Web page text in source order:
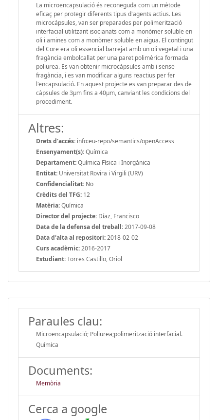
La microencapsulació és reconeguda com un mètode
eficaç per protegir diferents tipus d'agents actius. Les
microcápsules, van ser preparades per polimerització
interfacial utilitzant isocianats com a monòmer soluble en
oli i amines com a monòmer soluble en aigua. El contingut
del Core era oli essencial barrejat amb un oli vegetal i una
fragància embolcallat per una paret polimèrica formada
poliurea. Es van obtenir microcápsules amb i sense
fragància, i es van modificar alguns reactius per fer
l'encapsulació. En aquest projecte es van preparar des de
càpsules de 3μm fins a 40μm, canviant les condicions del
procediment.
Altres:
Drets d'accés: info:eu-repo/semantics/openAccess
Ensenyament(s):Química
Departament:Química Física i Inorgànica
Entitat: Universitat Rovira i Virgili (URV)
Confidencialitat: No
Crèdits del TFG: 12
Matèria:Química
Director del projecte: Díaz, Francisco
Data de la defensa del treball:2017-09-08
Data d'alta al repositori:2018-02-02
Curs acadèmic:2016-2017
Estudiant:Torres Castillo, Oriol
Paraules clau:
Microencapsulació; Poliurea;polimerització interfacial.
Química
Documents:
Memòria
Cerca a google